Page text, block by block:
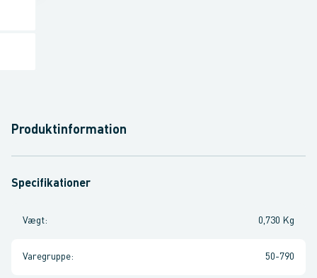
Produktinformation
Specifikationer
Vægt: 0,730 Kg
Varegruppe: 50-790